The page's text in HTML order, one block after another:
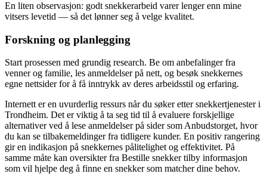
En liten observasjon: godt snekkerarbeid varer lenger enn mine
vitsers levetid — så det lønner seg å velge kvalitet.
Forskning og planlegging
Start prosessen med grundig research. Be om anbefalinger fra
venner og familie, les anmeldelser på nett, og besøk snekkernes
egne nettsider for å få inntrykk av deres arbeidsstil og erfaring.
Internett er en uvurderlig ressurs når du søker etter snekkertjenester i
Trondheim. Det er viktig å ta seg tid til å evaluere forskjellige
alternativer ved å lese anmeldelser på sider som Anbudstorget, hvor
du kan se tilbakemeldinger fra tidligere kunder. En positiv rangering
gir en indikasjon på snekkernes pålitelighet og effektivitet. På
samme måte kan oversikter fra Bestille snekker tilby informasjon
som vil hjelpe deg å finne en snekker som matcher dine behov.